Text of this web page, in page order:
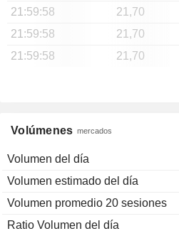
Volúmenes mercados
Volumen del día
Volumen estimado del día
Volumen promedio 20 sesiones
Ratio Volumen del día
21:59:58
21,70
21:59:58
21,70
21:59:58
21,70